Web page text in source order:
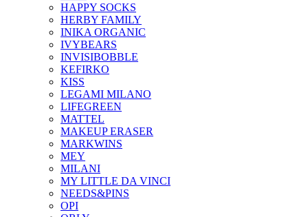
HAPPY SOCKS
HERBY FAMILY
INIKA ORGANIC
IVYBEARS
INVISIBOBBLE
KEFIRKO
KISS
LEGAMI MILANO
LIFEGREEN
MATTEL
MAKEUP ERASER
MARKWINS
MEY
MILANI
MY LITTLE DA VINCI
NEEDS&PINS
OPI